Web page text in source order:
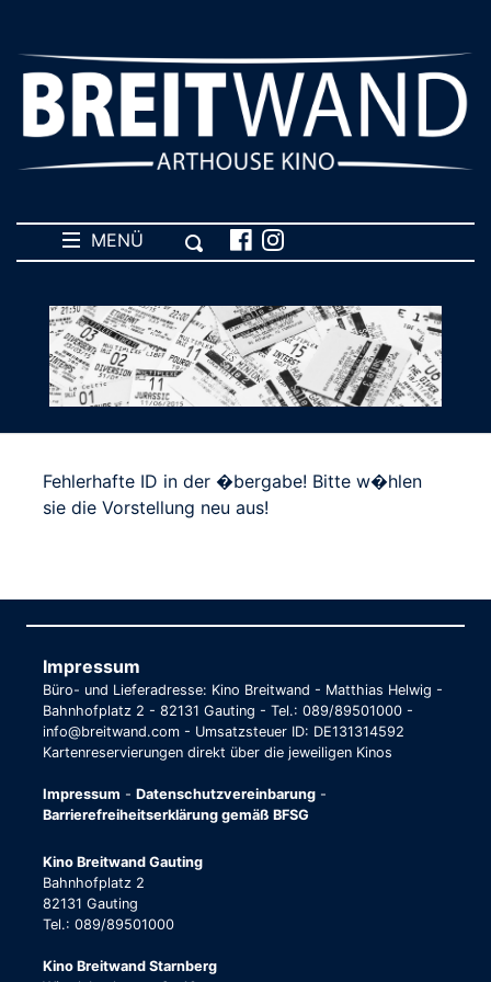
MENÜ
Fehlerhafte ID in der �bergabe! Bitte w�hlen
sie die Vorstellung neu aus!
Impressum
Büro- und Lieferadresse: Kino Breitwand - Matthias Helwig -
Bahnhofplatz 2 - 82131 Gauting - Tel.: 089/89501000 -
info@breitwand.com - Umsatzsteuer ID: DE131314592
Kartenreservierungen direkt über die jeweiligen Kinos
Impressum - Datenschutzvereinbarung -
Barrierefreiheitserklärung gemäß BFSG
Kino Breitwand Gauting
Bahnhofplatz 2
82131 Gauting
Tel.: 089/89501000
Kino Breitwand Starnberg